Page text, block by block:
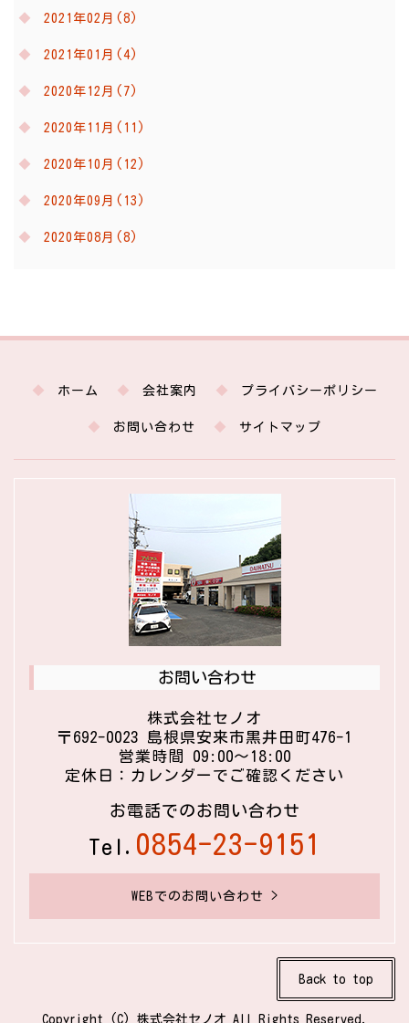
2021年02月(8)
2021年01月(4)
2020年12月(7)
2020年11月(11)
2020年10月(12)
2020年09月(13)
2020年08月(8)
ホーム 会社案内 プライバシーポリシー
お問い合わせ サイトマップ
お問い合わせ
株式会社セノオ
〒692-0023 島根県安来市黒井田町476-1
営業時間 09:00〜18:00
定休日：カレンダーでご確認ください
お電話でのお問い合わせ
Tel. 0854-23-9151
WEBでのお問い合わせ >
Back to top
Copyright (C) 株式会社セノオ All Rights Reserved.